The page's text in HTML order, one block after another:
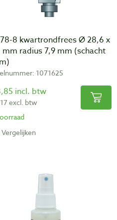
8 kwartrondfrees Ø 28,6 x
mm radius 7,9 mm (schacht
1071625
incl. btw
excl. btw
Vergelijken